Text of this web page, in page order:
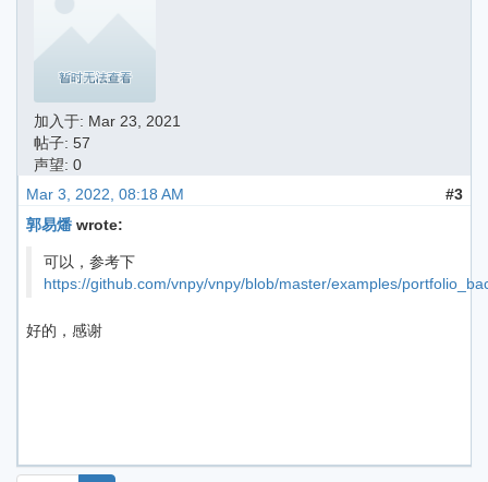
加入于: Mar 23, 2021
帖子: 57
声望: 0
Mar 3, 2022, 08:18 AM
#3
郭易燔 wrote:
可以，参考下
https://github.com/vnpy/vnpy/blob/master/examples/
好的，感谢